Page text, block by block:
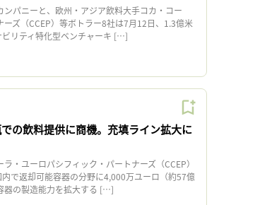
パニーと、欧州・アジア飲料大手コカ・コー
ズ（CCEP）等ボトラー8社は7月12日、1.3億米
リティ特化型ベンチャーキ […]
での飲料提供に商機。充填ライン拡大に
・ユーロパシフィック・パートナーズ（CCEP）
で返却可能容器の分野に4,000万ユーロ（約57億
器の製造能力を拡大する […]